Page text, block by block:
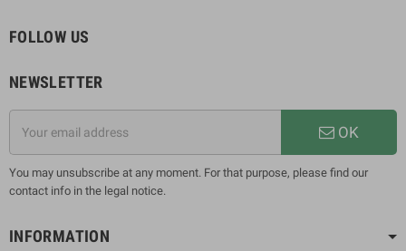
FOLLOW US
NEWSLETTER
OK
You may unsubscribe at any moment. For that purpose, please find our
contact info in the legal notice.
INFORMATION